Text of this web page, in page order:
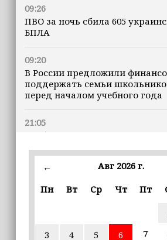
09:26
ПВО за ночь сбила 605
БПЛА
09:20
В России предложили
поддержать семьи
перед началом учебного года
21:05
Глубина озера Галанчож
В Грозном федеральные
обсудили современные
17:41
← Авг 2026 г.
Пн
Вт Ср Чт Пт
3
4 5 6 7